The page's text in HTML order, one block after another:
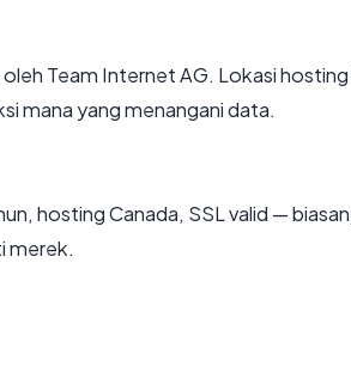
oleh Team Internet AG. Lokasi
mana yang menangani data.
hosting Canada, SSL valid —
merek.